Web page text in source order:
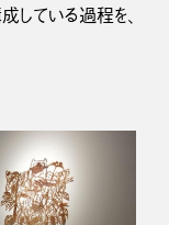
している過程を、